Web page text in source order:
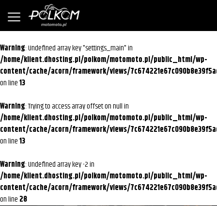
Warning : Undefined array key "settings_main" in
/home/klient.dhosting.pl/polkom/motomoto.pl/public_html/wp-
content/cache/acorn/framework/views/
on line13
Warning : Trying to access array offset on null in
/home/klient.dhosting.pl/polkom/motomoto.pl/public_html/wp-
content/cache/acorn/framework/views/
on line13
Warning : Undefined array key -2 in
/home/klient.dhosting.pl/polkom/motomoto.pl/public_html/wp-
content/cache/acorn/framework/views/
on line 28